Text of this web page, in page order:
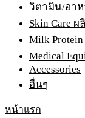
วิตามิน/อาห
Skin Care
Milk
Medical
Accessories
อื่นๆ
หน้าแรก